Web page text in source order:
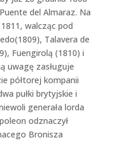
del Almaraz. Na
walcząc pod
Talavera de
Fuengirolą (1810) i
uwagę zasługuje
półtorej kompanii
pułki brytyjskie i
generała lorda
odznaczył
Bronisza